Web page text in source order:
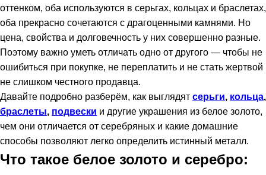
оттенком, оба используются в серьгах, кольцах и браслетах,
оба прекрасно сочетаются с драгоценными камнями. Но
цена, свойства и долговечность у них совершенно разные.
Поэтому важно уметь отличать одно от другого — чтобы не
ошибиться при покупке, не переплатить и не стать жертвой
не слишком честного продавца.
Давайте подробно разберём, как выглядят серьги, кольца,
браслеты, подвески и другие украшения из белое золото,
чем они отличается от серебряных и какие домашние
способы позволяют легко определить истинный металл.
Что такое белое золото и серебро: